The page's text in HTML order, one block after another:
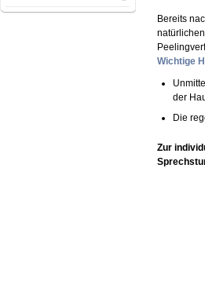
Bereits
Wichtige
der
Die
Zur